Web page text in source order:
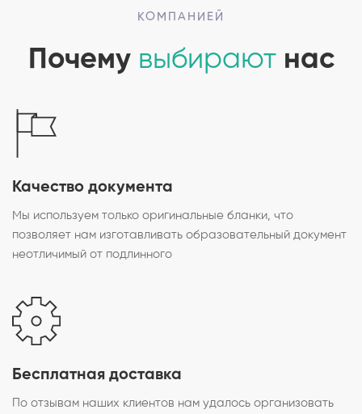
КОМПАНИЕЙ
Почему выбираютнас
Качество документа
Мы используем только оригинальные бланки, что
позволяет нам изготавливать образовательный документ
неотличимый от подлинного
Бесплатная доставка
По отзывам наших клиентов нам удалось организовать